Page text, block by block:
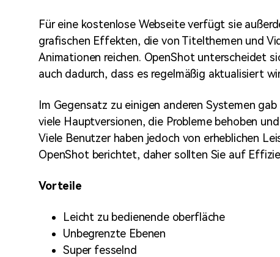
Für eine kostenlose Webseite verfügt sie
grafischen Effekten, die von Titelthemen und
Animationen reichen. OpenShot unterscheidet
auch dadurch, dass es regelmäßig aktualisiert
Im Gegensatz zu einigen anderen Systemen
viele Hauptversionen, die Probleme behoben
Viele Benutzer haben jedoch von erheblichen
OpenShot berichtet, daher sollten Sie auf
Vorteile
Leicht zu bedienende oberfläche
Unbegrenzte Ebenen
Super fesselnd